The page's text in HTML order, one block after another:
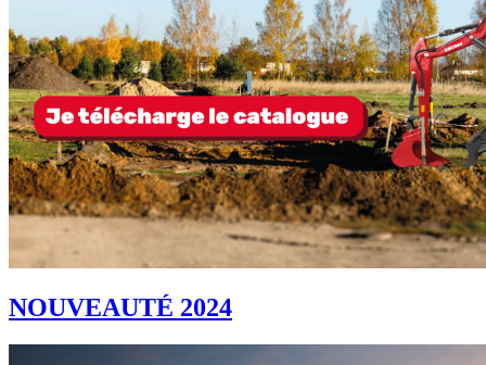
NOUVEAUTÉ 2024